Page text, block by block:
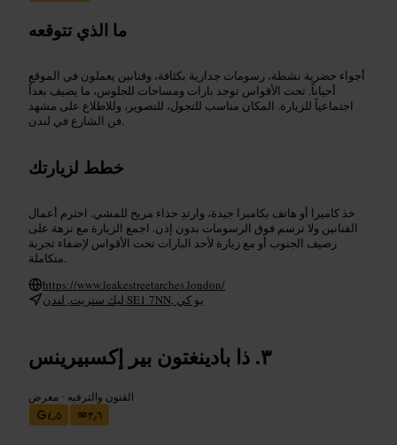
ما الذي تتوقعه
أجواء حضرية نشطة، رسومات جدارية بكثافة، وفنانين يعملون في الموقع
أحياناً. تحت الأقواس توجد بارات ومساحات للجلوس، ما يضيف بعداً
اجتماعياً للزيارة. المكان مناسب للتجول، للتصوير، وللاطلاع على مشهد
فن الشارع في لندن.
خطط لزيارتك
خذ كاميرا أو هاتف بكاميرا جيدة، وارتدِ حذاء مريح للمشي. احترم أعمال
الفنانين ولا ترسم فوق الرسومات بدون إذن. اجمع الزيارة مع نزهة على
رصيف الجنوب أو مع زيارة لأحد البارات تحت الأقواس لإضفاء تجربة
متكاملة.
https://www.leakestreetarches.london/
ليك ستريت, لندن SE1 7NN, يو كي
ذا بادينغتون بير إكسبيرينس
الفنون والترفيه • معرض
٤٫٥
٣٫٦